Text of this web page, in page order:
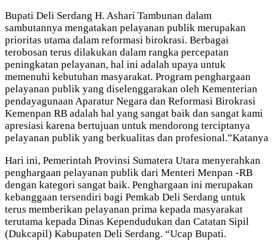
Bupati Deli Serdang H. Ashari Tambunan dalam
sambutannya mengatakan pelayanan publik merupakan
prioritas utama dalam reformasi birokrasi. Berbagai
terobosan terus dilakukan dalam rangka percepatan
peningkatan pelayanan, hal ini adalah upaya untuk
memenuhi kebutuhan masyarakat. Program penghargaan
pelayanan publik yang diselenggarakan oleh Kementerian
pendayagunaan Aparatur Negara dan Reformasi Birokrasi
Kemenpan RB adalah hal yang sangat baik dan sangat kami
apresiasi karena bertujuan untuk mendorong terciptanya
pelayanan publik yang berkualitas dan profesional.”Katanya
Hari ini, Pemerintah Provinsi Sumatera Utara menyerahkan
penghargaan pelayanan publik dari Menteri Menpan -RB
dengan kategori sangat baik. Penghargaan ini merupakan
kebanggaan tersendiri bagi Pemkab Deli Serdang untuk
terus memberikan pelayanan prima kepada masyarakat
terutama kepada Dinas Kependudukan dan Catatan Sipil
(Dukcapil) Kabupaten Deli Serdang. “Ucap Bupati.